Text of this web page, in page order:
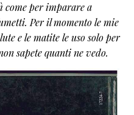
come per imparare a
Per il momento le mie
e le matite le uso solo per
sapete quanti ne vedo.